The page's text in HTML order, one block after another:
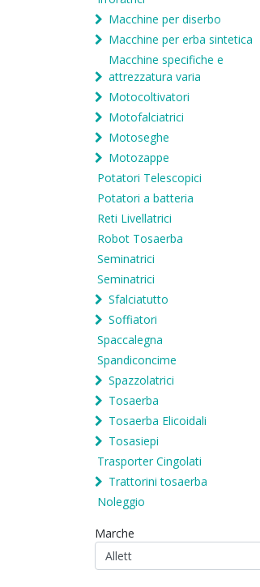
Macchine per diserbo
Macchine per erba sintetica
Macchine specifiche e
attrezzatura varia
Motocoltivatori
Motofalciatrici
Motoseghe
Motozappe
Potatori Telescopici
Potatori a batteria
Reti Livellatrici
Robot Tosaerba
Seminatrici
Seminatrici
Sfalciatutto
Soffiatori
Spaccalegna
Spandiconcime
Spazzolatrici
Tosaerba
Tosaerba Elicoidali
Tosasiepi
Trasporter Cingolati
Trattorini tosaerba
Noleggio
Marche